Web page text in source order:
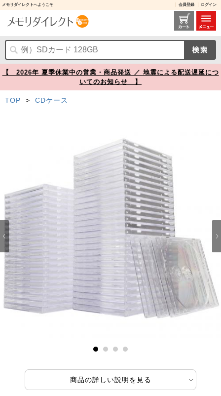
メモリダイレクトへようこそ 会員登録 ログイン
CDプラケース 厚さ10mm クリア 50枚入り【メモリダイレクト】
【 2026年 夏季休業中の営業・商品発送 ／ 地震による配送遅延につ
いてのお知らせ 】
TOP > CDケース
商品の詳しい説明を見る